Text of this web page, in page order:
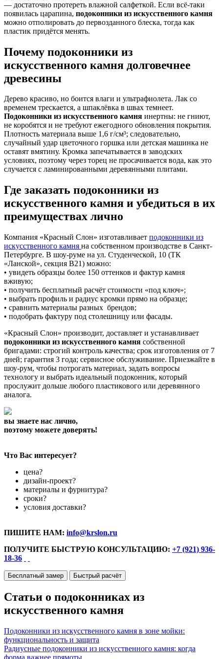
— достаточно протереть влажной салфеткой. Если всё-таки
появилась царапина, подоконники из искусственного камня
можно отполировать до первозданного блеска, тогда как
пластик придётся менять.
Почему подоконники из
искусственного камня долговечнее
древесины
Дерево красиво, но боится влаги и ультрафиолета. Лак со
временем трескается, а шпаклёвка в швах темнеет.
Подоконники из искусственного камня инертны: не гниют,
не коробятся и не требуют ежегодного обновления покрытия.
Плотность материала выше 1,6 г/см³; следовательно,
случайный удар цветочного горшка или детская машинка не
оставят вмятину. Кромка запечатывается в заводских
условиях, поэтому через торец не просачивается вода, как это
случается с ламинированными деревянными плитами.
Где заказать подоконники из
искусственного камня и убедиться в их
преимуществах лично
Компания «Красный Слон» изготавливает подоконники из
искусственного камня на собственном производстве в Санкт-
Петербурге. В шоу-руме на ул. Студенческой, 10 (ТК
«Ланской», секция В21) можно:
• увидеть образцы более 150 оттенков и фактур камня
вживую;
• получить бесплатный расчёт стоимости «под ключ»;
• выбрать профиль и радиус кромки прямо на образце;
• сравнить материалы разных брендов;
• подобрать фактуру под столешницу или фасады.
«Красный Слон» производит, доставляет и устанавливает
подоконники из искусственного камня собственной
бригадами: строгий контроль качества; срок изготовления от 7
дней; гарантия 3 года; сервисное обслуживание. Приезжайте в
шоу-рум, чтобы потрогать материал, задать вопросы
технологу и выбрать идеальный подоконник, который
прослужит дольше любого пластикового или деревянного
аналога.
вы знаете нас лично,
поэтому можете доверять!
Что Вас интересует?
цена?
дизайн-проект?
материалы и фурнитура?
сроки?
условия доставки?
ПИШИТЕ НАМ: info@krslon.ru
ПОЛУЧИТЕ БЫСТРУЮ КОНСУЛЬТАЦИЮ: +7 (921) 936-
18-36
Бесплатный замер Быстрый расчёт
Статьи о подоконниках из
искусственного камня
Подоконники из искусственного камня в зоне мойки:
функциональность и защита
Радиусные подоконники из искусственного камня: когда
форма важнее прямоты